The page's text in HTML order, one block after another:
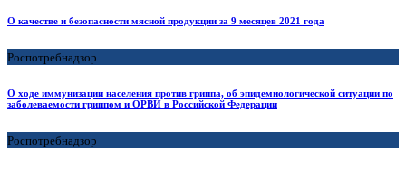
О качестве и безопасности мясной продукции за 9 месяцев 2021 года
Роспотребнадзор
О ходе иммунизации населения против гриппа, об эпидемиологической ситуации по
заболеваемости гриппом и ОРВИ в Российской Федерации
Роспотребнадзор